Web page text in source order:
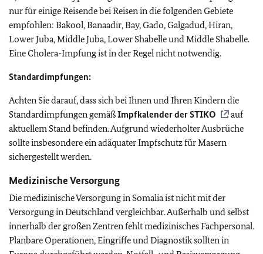
nur für einige Reisende bei Reisen in die folgenden Gebiete
empfohlen: Bakool, Banaadir, Bay, Gado, Galgadud, Hiran,
Lower Juba, Middle Juba, Lower Shabelle und Middle Shabelle.
Eine Cholera-Impfung ist in der Regel nicht notwendig.
Standardimpfungen:
Achten Sie darauf, dass sich bei Ihnen und Ihren Kindern die
Standardimpfungen gemäßImpfkalender derSTIKO
auf
aktuellem Stand befinden.Aufgrund wiederholter Ausbrüche
sollte insbesondere ein adäquater Impfschutz für Masern
sichergestellt werden.
Medizinische Versorgung
Die medizinische Versorgung in Somalia ist nicht mit der
Versorgung in Deutschland vergleichbar. Außerhalb und selbst
innerhalb der großen Zentren fehlt medizinisches Fachpersonal.
Planbare Operationen, Eingriffe und Diagnostik sollten in